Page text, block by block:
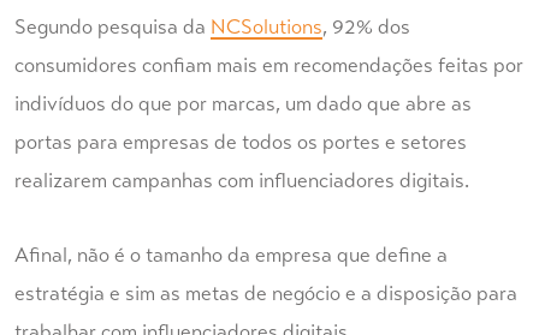
Segundo pesquisa da NCSolutions, 92% dos
consumidores confiam mais em recomendações feitas por
indivíduos do que por marcas, um dado que abre as
portas para empresas de todos os portes e setores
realizarem campanhas com influenciadores digitais.
Afinal, não é o tamanho da empresa que define a
estratégia e sim as metas de negócio e a disposição para